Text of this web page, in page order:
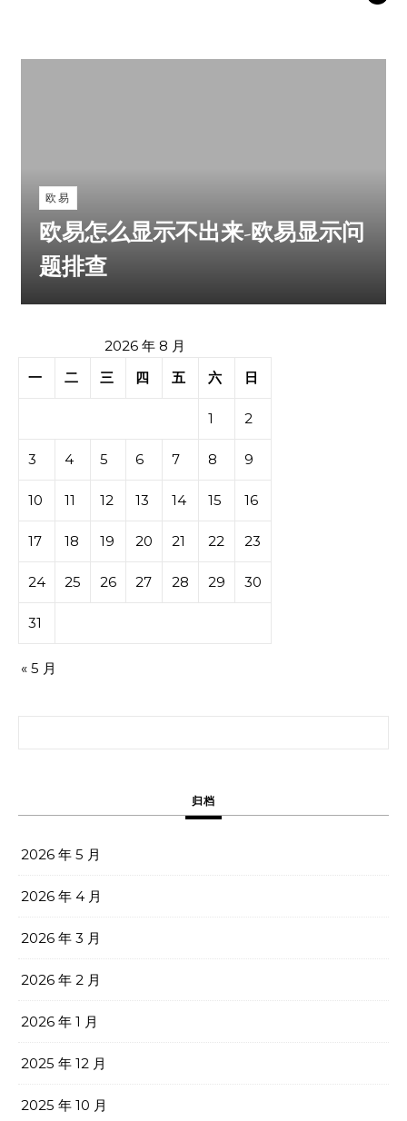
欧易
欧易怎么显示不出来-欧易显示问
题排查
2026 年 8 月
一
二 三 四 五 六 日
1 2
3 4 5 6 7 8 9
10 11 12 13 14 15 16
17 18 19 20 21 22 23
24 25 26 27 28 29 30
31
« 5 月
归档
2026 年 5 月
2026 年 4 月
2026 年 3 月
2026 年 2 月
2026 年 1 月
2025 年 12 月
2025 年 10 月